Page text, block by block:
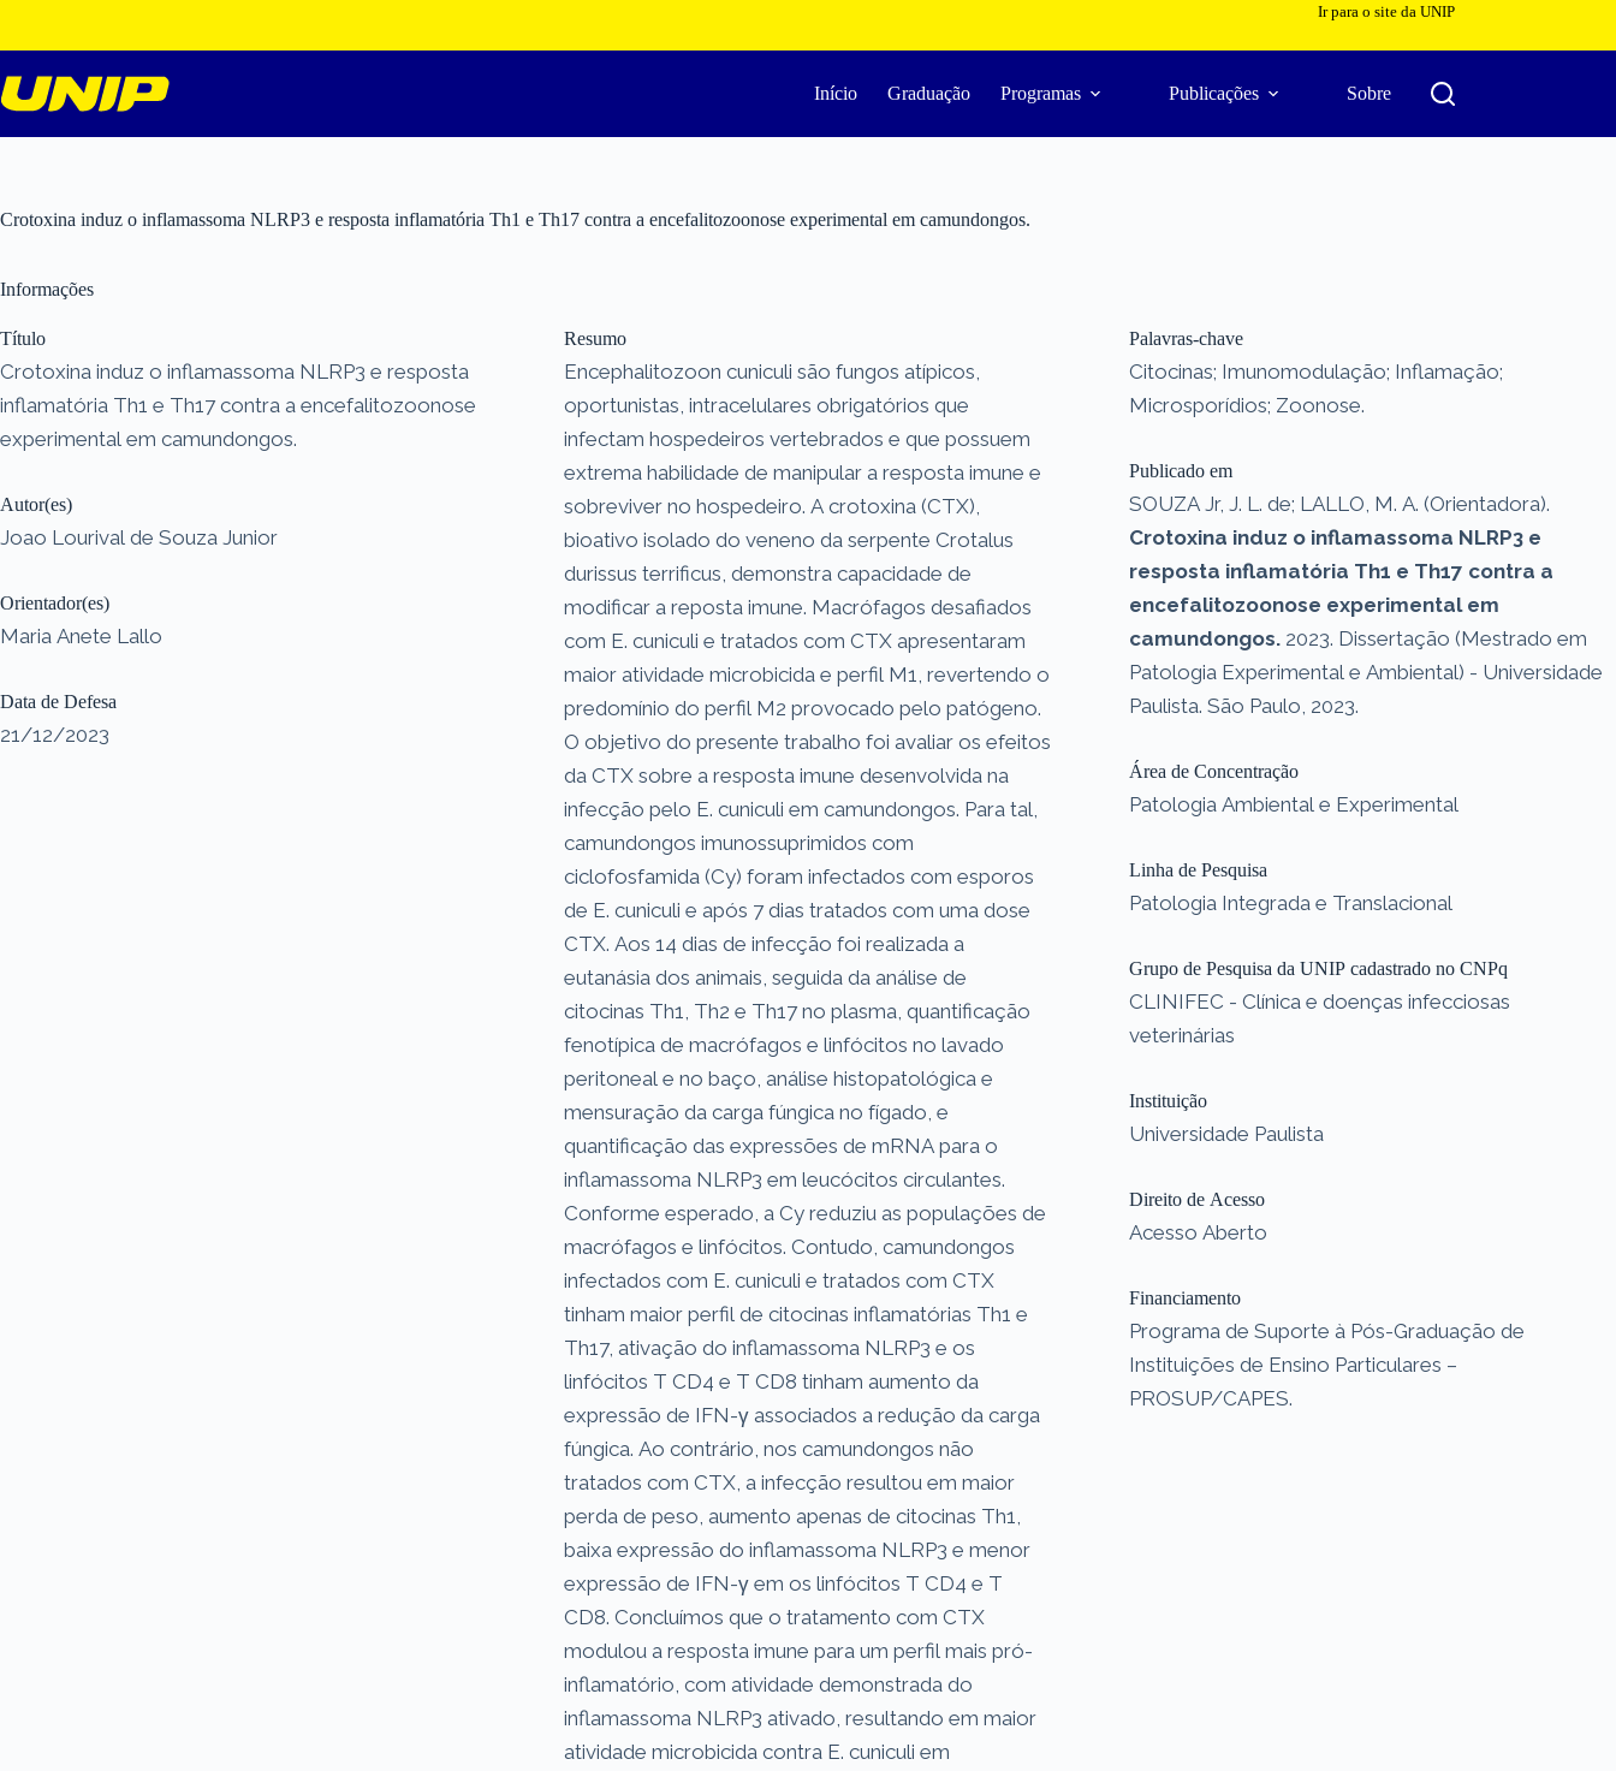
o
conteúdo
Ir para o site da UNIP
Início Graduação Programas Publicações Sobre
Crotoxina induz o inflamassoma NLRP3 e resposta inflamatória Th1 e Th17 contra a encefalitozoonose experimental em camundongos.
Informações
Título
Crotoxina induz o inflamassoma NLRP3 e resposta
inflamatória Th1 e Th17 contra a encefalitozoonose
experimental em camundongos.
Autor(es)
Joao Lourival de Souza Junior
Orientador(es)
Maria Anete Lallo
Data de Defesa
21/12/2023
Resumo
Encephalitozoon cuniculi são fungos atípicos,
oportunistas, intracelulares obrigatórios que
infectam hospedeiros vertebrados e que possuem
extrema habilidade de manipular a resposta imune e
sobreviver no hospedeiro. A crotoxina (CTX),
bioativo isolado do veneno da serpente Crotalus
durissus terrificus, demonstra capacidade de
modificar a reposta imune. Macrófagos desafiados
com E. cuniculi e tratados com CTX apresentaram
maior atividade microbicida e perfil M1, revertendo o
predomínio do perfil M2 provocado pelo patógeno.
O objetivo do presente trabalho foi avaliar os efeitos
da CTX sobre a resposta imune desenvolvida na
infecção pelo E. cuniculi em camundongos. Para tal,
camundongos imunossuprimidos com
ciclofosfamida (Cy) foram infectados com esporos
de E. cuniculi e após 7 dias tratados com uma dose
CTX. Aos 14 dias de infecção foi realizada a
eutanásia dos animais, seguida da análise de
citocinas Th1, Th2 e Th17 no plasma, quantificação
fenotípica de macrófagos e linfócitos no lavado
peritoneal e no baço, análise histopatológica e
mensuração da carga fúngica no fígado, e
quantificação das expressões de mRNA para o
inflamassoma NLRP3 em leucócitos circulantes.
Conforme esperado, a Cy reduziu as populações de
macrófagos e linfócitos. Contudo, camundongos
infectados com E. cuniculi e tratados com CTX
tinham maior perfil de citocinas inflamatórias Th1 e
Th17, ativação do inflamassoma NLRP3 e os
linfócitos T CD4 e T CD8 tinham aumento da
expressão de IFN-γ associados a redução da carga
fúngica. Ao contrário, nos camundongos não
tratados com CTX, a infecção resultou em maior
perda de peso, aumento apenas de citocinas Th1,
baixa expressão do inflamassoma NLRP3 e menor
expressão de IFN-γ em os linfócitos T CD4 e T
CD8. Concluímos que o tratamento com CTX
modulou a resposta imune para um perfil mais pró-
inflamatório, com atividade demonstrada do
inflamassoma NLRP3 ativado, resultando em maior
atividade microbicida contra E. cuniculi em
Palavras-chave
Citocinas; Imunomodulação; Inflamação;
Microsporídios; Zoonose.
Publicado em
SOUZA Jr, J. L. de; LALLO, M. A. (Orientadora).
Crotoxina induz o inflamassoma NLRP3 e
resposta inflamatória Th1 e Th17 contra a
encefalitozoonose experimental em
camundongos.2023. Dissertação (Mestrado em
Patologia Experimental e Ambiental) - Universidade
Paulista. São Paulo, 2023.
Área de Concentração
Patologia Ambiental e Experimental
Linha de Pesquisa
Patologia Integrada e Translacional
Grupo de Pesquisa da UNIP cadastrado no CNPq
CLINIFEC - Clínica e doenças infecciosas
veterinárias
Instituição
Universidade Paulista
Direito de Acesso
Acesso Aberto
Financiamento
Programa de Suporte à Pós-Graduação de
Instituições de Ensino Particulares –
PROSUP/CAPES.